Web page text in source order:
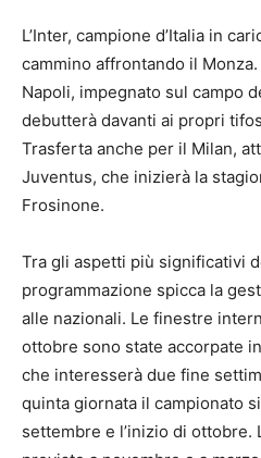
L’Inter, campione d’Italia in
cammino affrontando il
Napoli, impegnato sul campo
debutterà davanti ai propri
Trasferta anche per il Milan,
Juventus, che inizierà la
Frosinone.
Tra gli aspetti più significativi
programmazione spicca la
alle nazionali. Le finestre
ottobre sono state accorpate
che interesserà due fine
quinta giornata il campionato
settembre e l’inizio di